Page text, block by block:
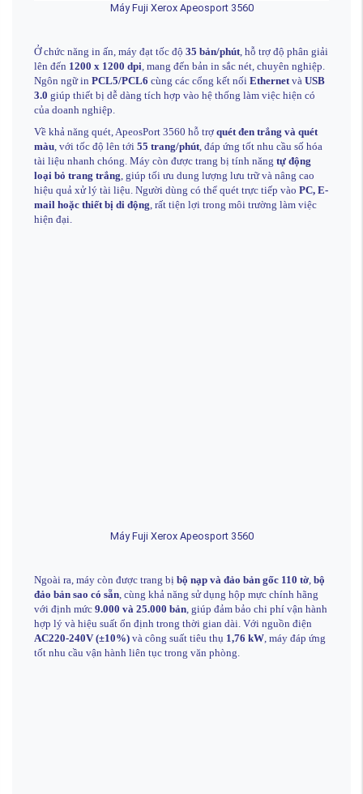
Máy Fuji Xerox Apeosport 3560
Ở chức năng in ấn, máy đạt tốc độ 35 bản/phút , hỗ trợ độ phân giải
lên đến 1200 x 1200 dpi , mang đến bản in sắc nét, chuyên nghiệp.
Ngôn ngữ in PCL5/PCL6 cùng các cổng kết nối Ethernet và USB
3.0 giúp thiết bị dễ dàng tích hợp vào hệ thống làm việc hiện có
của doanh nghiệp.
Về khả năng quét, ApeosPort 3560 hỗ trợ quét đen trắng và quét
màu , với tốc độ lên tới 55 trang/phút , đáp ứng tốt nhu cầu số hóa
tài liệu nhanh chóng. Máy còn được trang bị tính năng tự động
loại bỏ trang trắng , giúp tối ưu dung lượng lưu trữ và nâng cao
hiệu quả xử lý tài liệu. Người dùng có thể quét trực tiếp vào PC, E-
mail hoặc thiết bị di động , rất tiện lợi trong môi trường làm việc
hiện đại.
Máy Fuji Xerox Apeosport 3560
Ngoài ra, máy còn được trang bị bộ nạp và đảo bản gốc 110 tờ bộ
đảo bản sao có sẵn , cùng khả năng sử dụng hộp mực chính hãng
với định mức 9.000 và 25.000 bản , giúp đảm bảo chi phí vận hành
hợp lý và hiệu suất ổn định trong thời gian dài. Với nguồn điện
AC220-240V (±10%) và công suất tiêu thụ 1,76 kW , máy đáp ứng
tốt nhu cầu vận hành liên tục trong văn phòng.